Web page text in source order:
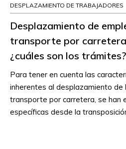
DESPLAZAMIENTO DE TRABAJADORES
Desplazamiento de
transporte por carretera
¿cuáles son los trámites?
Para tener en cuenta las
inherentes al desplazamiento de
transporte por carretera, se han
específicas desde la